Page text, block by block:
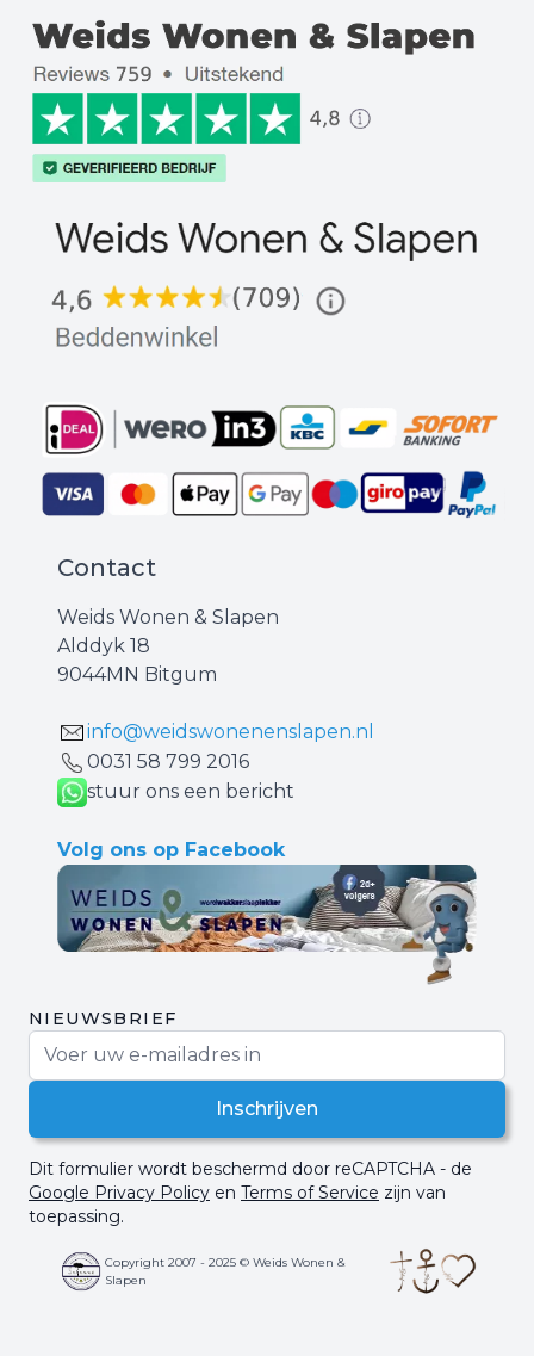
Contact
Weids Wonen & Slapen
Alddyk 18
9044MN Bitgum
info@weidswonenenslapen.nl
0031 ‪58 799 2016‬
stuur ons een bericht
Volg ons op Facebook
NIEUWSBRIEF
Inschrijven
Dit formulier wordt beschermd door reCAPTCHA - de
Google Privacy Policy en Terms of Service zijn van
toepassing.
Copyright 2007 - 2025 © Weids Wonen &
Slapen